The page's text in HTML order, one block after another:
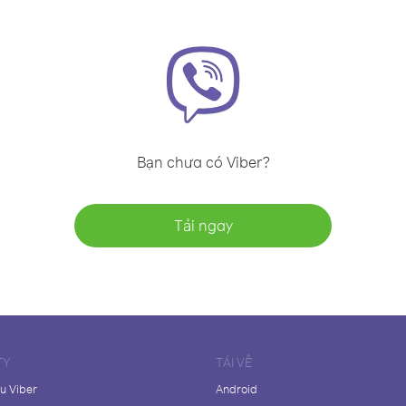
Bạn chưa có Viber?
Tải ngay
Viber
TẢI VỀ
Android